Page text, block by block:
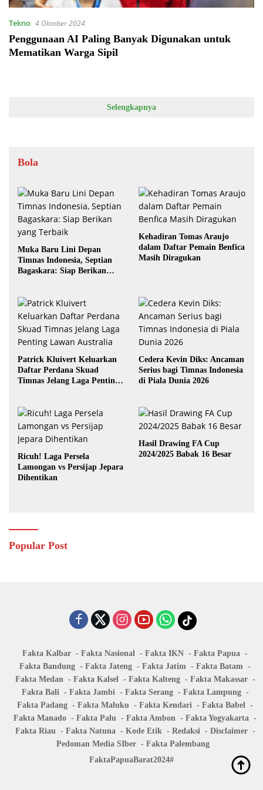
Tekno 4 Oktober 2024
Penggunaan AI Paling Banyak Digunakan untuk
Mematikan Warga Sipil
Selengkapnya
Bola
Muka Baru Lini Depan
Timnas Indonesia, Septian
Bagaskara: Siap Berikan
Kehadiran Tomas Araujo
dalam Daftar Pemain Benfica
Masih Diragukan
Patrick Kluivert Keluarkan
Daftar Perdana Skuad
Timnas Jelang Laga Penting
Cedera Kevin Diks: Ancaman
Serius bagi Timnas Indonesia
di Piala Dunia 2026
Ricuh! Laga Persela
Lamongan vs Persijap Jepara
Dihentikan
Hasil Drawing FA Cup
2024/2025 Babak 16 Besar
Popular Post
Fakta Kalbar Fakta Nasional Fakta IKN
Fakta Papua
Fakta Bandung
Fakta Jateng Fakta Jatim
Fakta Batam
Fakta Medan
Fakta Kalsel Fakta Kalteng
Fakta Makassar
Fakta Bali
Fakta Jambi Fakta Serang
Fakta Lampung
Fakta Padang
Fakta Maluku Fakta Kendari
Fakta Babel
Fakta Manado
Fakta Palu Fakta Ambon
Fakta Yogyakarta
Fakta Riau
Fakta Natuna Kode Etik Redaksi
Disclaimer
Pedoman Media SIber
Fakta Palembang
FaktaPapuaBarat2024#